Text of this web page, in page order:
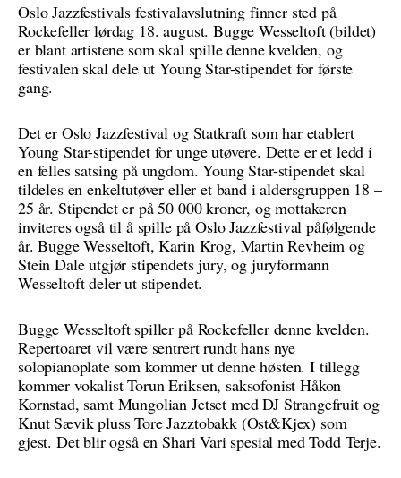
Oslo Jazzfestivals festivalavslutning finner sted på
Rockefeller lørdag 18. august. Bugge Wesseltoft (bildet)
er blant artistene som skal spille denne kvelden, og
festivalen skal dele ut Young Star-stipendet for første
gang.
Det er Oslo Jazzfestival og Statkraft som har etablert
Young Star-stipendet for unge utøvere. Dette er et ledd i
en felles satsing på ungdom. Young Star-stipendet skal
tildeles en enkeltutøver eller et band i aldersgruppen 18 –
25 år. Stipendet er på 50 000 kroner, og mottakeren
inviteres også til å spille på Oslo Jazzfestival påfølgende
år. Bugge Wesseltoft, Karin Krog, Martin Revheim og
Stein Dale utgjør stipendets jury, og juryformann
Wesseltoft deler ut stipendet.
Bugge Wesseltoft spiller på Rockefeller denne kvelden.
Repertoaret vil være sentrert rundt hans nye
solopianoplate som kommer ut denne høsten. I tillegg
kommer vokalist Torun Eriksen, saksofonist Håkon
Kornstad, samt Mungolian Jetset med DJ Strangefruit og
Knut Sævik pluss Tore Jazztobakk (Ost&Kjex) som
gjest. Det blir også en Shari Vari spesial med Todd Terje.